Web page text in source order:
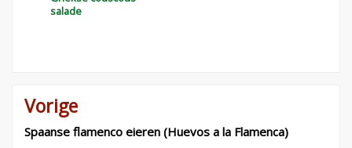
salade
Bericht
navigatie
Vorige
Spaanse flamenco eieren (Huevos a la Flamenca)